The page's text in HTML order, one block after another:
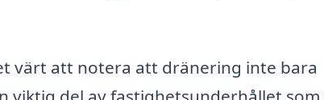
värt att notera att dränering inte bara